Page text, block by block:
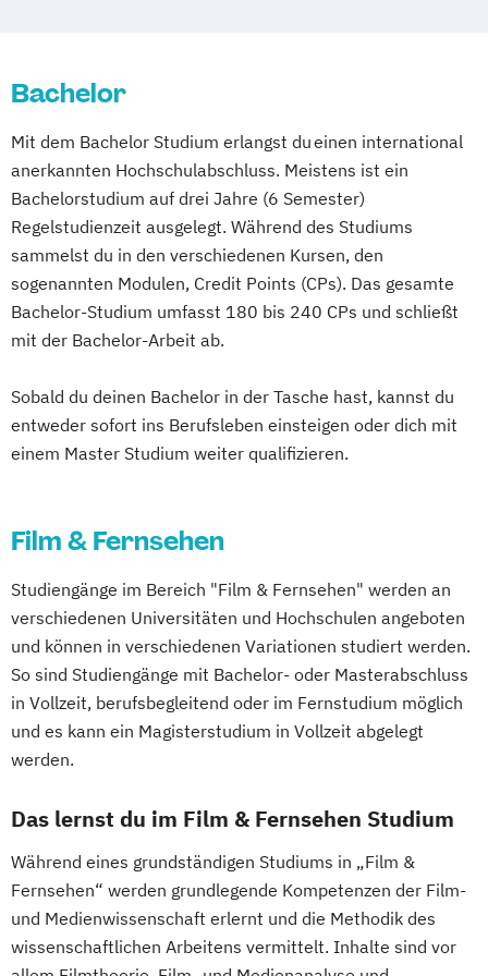
Film & Motion Design (EN)
Television and Digital Narratives (EN)
Fotografie (EN)
Gesundheitsmanagement und
Sozialmanagement
Healthcare Management (EN)
Illustration (DE/EN)
Industry 4.0: Automation
Information Technology (EN)
International Business Administration (EN)
International Business and Leadership (EN)
Internationales Hotelmanagement
Internationales Tourismus- und
Eventmanagement
Kommunikationsdesign (DE/EN)
Kreatives Schreiben & Texten
Management und Journalismus
Management und Leadership
Maschinenbau (DE/EN)
Medien- und Kommunikations­management
Diploma Fotojournalist*in
Diploma Gamedesigner*in
Diploma Grafikdesigner*in
Diploma Interactive Audio Designer
Diploma Kameramann/frau & Cutter
Diploma Make-up Artist
Diploma Marketing-Manager*in
Diploma Medienmanager*in
Diploma Modedesigner*in
Diploma Modemanager*in
Diploma Musicdesigner
Diploma Musikmanager*in
Diploma Musikproduzent*in
Diploma Online Redakteur*in
Diploma Online-Marketing-Manager*in
Diploma Songwriter
Diploma Sport Manager*in
Diploma Videoproduzent*in
Electronic Music Production
Fashion & Textiles
Film and Media Production
Games
Design & Animation
Graphic Design
Bachelor
Mit dem Bachelor Studium erlangst du einen international
anerkannten Hochschulabschluss. Meistens ist ein
Bachelorstudium auf drei Jahre (6 Semester)
Regelstudienzeit ausgelegt. Während des Studiums
sammelst du in den verschiedenen Kursen, den
sogenannten Modulen, Credit Points (CPs). Das gesamte
Bachelor-Studium umfasst 180 bis 240 CPs und schließt
mit der Bachelor-Arbeit ab.
Sobald du deinen Bachelor in der Tasche hast, kannst du
entweder sofort ins Berufsleben einsteigen oder dich mit
einem Master Studium weiter qualifizieren.
Film & Fernsehen
Studiengänge im Bereich "Film & Fernsehen" werden an
verschiedenen Universitäten und Hochschulen angeboten
und können in verschiedenen Variationen studiert werden.
So sind Studiengänge mit Bachelor- oder Masterabschluss
in Vollzeit, berufsbegleitend oder im Fernstudium möglich
und es kann ein Magisterstudium in Vollzeit abgelegt
werden.
Das lernst du im Film & Fernsehen Studium
Während eines grundständigen Studiums in „Film &
Fernsehen“ werden grundlegende Kompetenzen der Film-
und Medienwissenschaft erlernt und die Methodik des
wissenschaftlichen Arbeitens vermittelt. Inhalte sind vor